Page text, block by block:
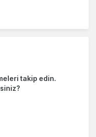
takip edin.